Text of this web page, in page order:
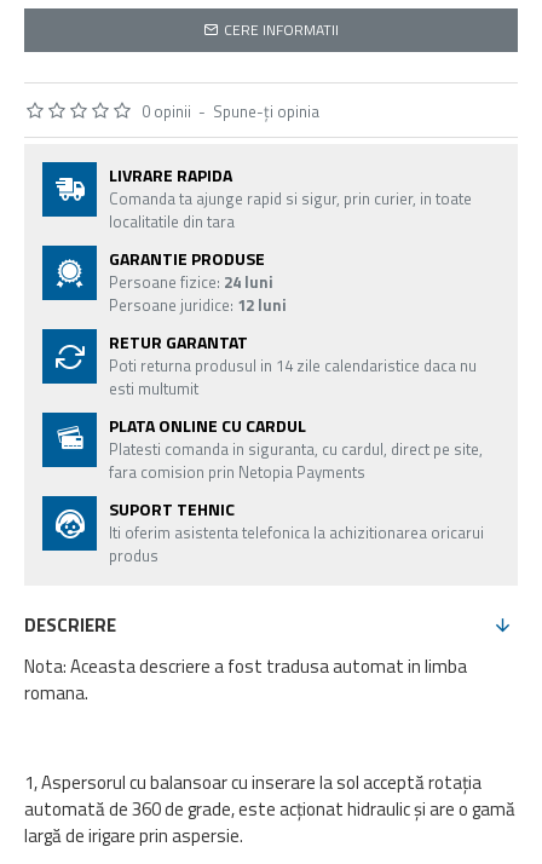
0 opinii - Spune-ţi opinia
CERE INFORMATII
LIVRARE RAPIDA
Comanda ta ajunge rapid si sigur, prin curier, in toate
localitatile din tara
GARANTIE PRODUSE
Persoane fizice: 24 luni
Persoane juridice: 12 luni
RETUR GARANTAT
Poti returna produsul in 14 zile calendaristice daca nu
esti multumit
PLATA ONLINE CU CARDUL
Platesti comanda in siguranta, cu cardul, direct pe site,
fara comision prin Netopia Payments
SUPORT TEHNIC
Iti oferim asistenta telefonica la achizitionarea oricarui
produs
DESCRIERE
Nota: Aceasta descriere a fost tradusa automat in limba
romana.
1, Aspersorul cu balansoar cu inserare la sol acceptă rotația
automată de 360 de grade, este acţionat hidraulic și are o gamă
largă de irigare prin aspersie.